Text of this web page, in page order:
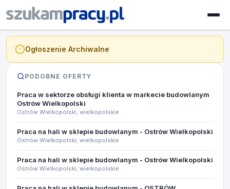
Ogłoszenie Archiwalne
PODOBNE OFERTY
Praca w sektorze obsługi klienta w markecie budowlanym
Ostrów Wielkopolski
Ostrów Wielkopolski, wielkopolskie
Praca na hali w sklepie budowlanym - Ostrów Wielkopolski
Ostrów Wielkopolski, wielkopolskie
Praca na hali w sklepie budowlanym - Ostrów Wielkopolski
Ostrów Wielkopolski, wielkopolskie